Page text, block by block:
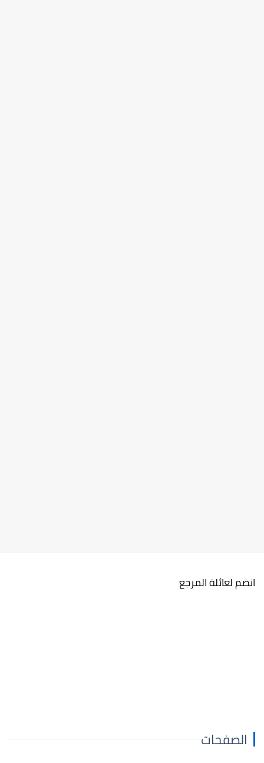
انضم لعائلة المرجع
الصفحات